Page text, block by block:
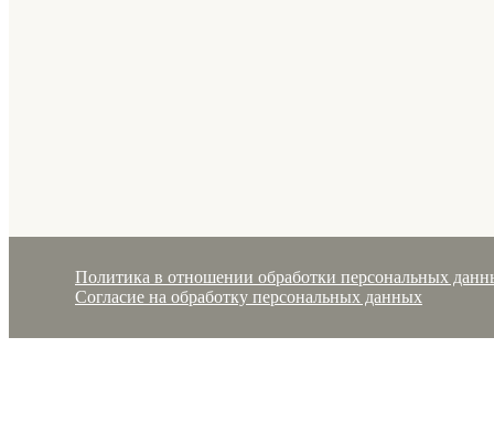
Политика в отношении обработки персональных
Согласие на обработку персональных данных